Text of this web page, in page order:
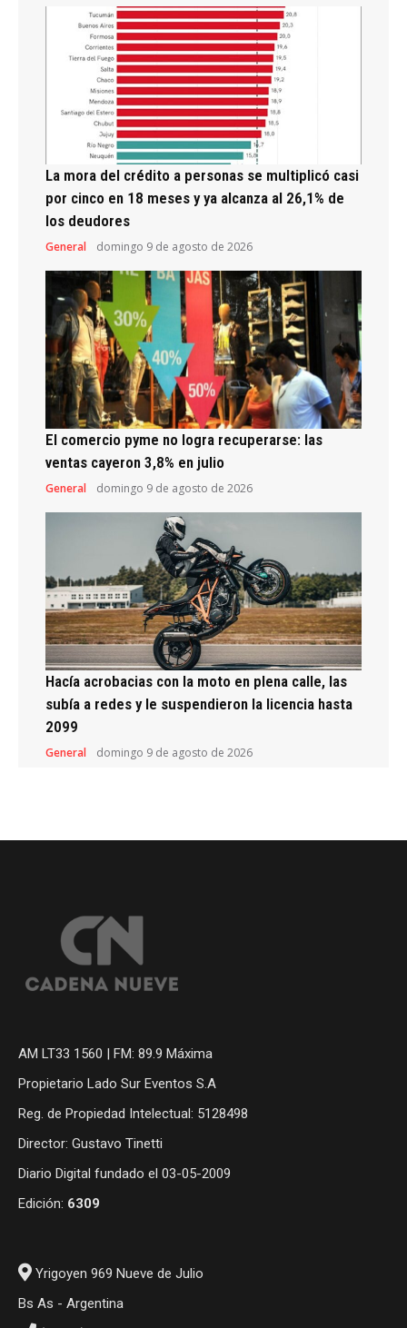
La mora del crédito a personas se multiplicó casi
por cinco en 18 meses y ya alcanza al 26,1% de
los deudores
General domingo 9 de agosto de 2026
El comercio pyme no logra recuperarse: las
ventas cayeron 3,8% en julio
General domingo 9 de agosto de 2026
Hacía acrobacias con la moto en plena calle, las
subía a redes y le suspendieron la licencia hasta
2099
General domingo 9 de agosto de 2026
AM LT33 1560 | FM: 89.9 Máxima
Propietario Lado Sur Eventos S.A
Reg. de Propiedad Intelectual: 5128498
Director: Gustavo Tinetti
Diario Digital fundado el 03-05-2009
Edición: 6309
Yrigoyen 969 Nueve de Julio
Bs As - Argentina